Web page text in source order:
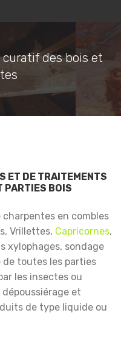
des bois et
ET DE TRAITEMENTS
PARTIES BOIS
en combles
Vrillettes, Capricornes,
xylophages, sondage
de toutes les parties
les insectes ou
et
de type liquide ou